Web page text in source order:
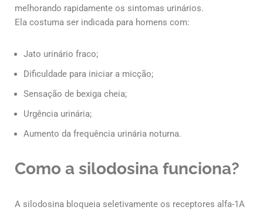
melhorando rapidamente os sintomas urinários.
Ela costuma ser indicada para homens com:
Jato urinário fraco;
Dificuldade para iniciar a micção;
Sensação de bexiga cheia;
Urgência urinária;
Aumento da frequência urinária noturna.
Como a silodosina funciona?
A silodosina bloqueia seletivamente os receptores alfa-1A